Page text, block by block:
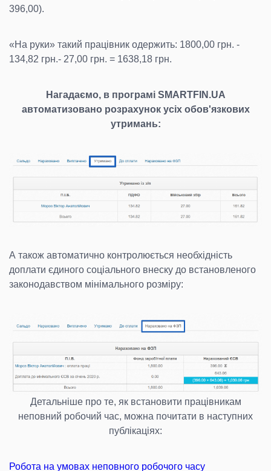
396,00).
«На руки» такий працівник одержить: 1800,00 грн. -
134,82 грн.- 27,00 грн. = 1638,18 грн.
Нагадаємо, в програмі SMARTFIN.UA
автоматизовано розрахунок усіх обов'язкових
утримань:
А також автоматично контролюється необхідність
доплати єдиного соціального внеску до встановленого
законодавством мінімального розміру:
Детальніше про те, як встановити працівникам
неповний робочий час, можна почитати в наступних
публікаціях:
Робота на умовах неповного робочого часу